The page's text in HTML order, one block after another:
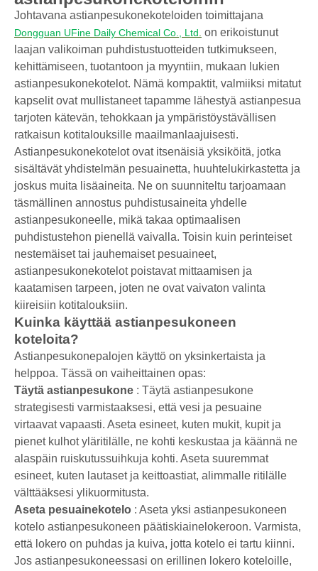
Johtavana astianpesukonekoteloiden toimittajana
Dongguan UFine Daily Chemical Co., Ltd. on erikoistunut
laajan valikoiman puhdistustuotteiden tutkimukseen,
kehittämiseen, tuotantoon ja myyntiin, mukaan lukien
astianpesukonekotelot. Nämä kompaktit, valmiiksi mitatut
kapselit ovat mullistaneet tapamme lähestyä astianpesua
tarjoten kätevän, tehokkaan ja ympäristöystävällisen
ratkaisun kotitalouksille maailmanlaajuisesti.
Astianpesukonekotelot ovat itsenäisiä yksiköitä, jotka
sisältävät yhdistelmän pesuainetta, huuhtelukirkastetta ja
joskus muita lisäaineita. Ne on suunniteltu tarjoamaan
täsmällinen annostus puhdistusaineita yhdelle
astianpesukoneelle, mikä takaa optimaalisen
puhdistustehon pienellä vaivalla. Toisin kuin perinteiset
nestemäiset tai jauhemaiset pesuaineet,
astianpesukonekotelot poistavat mittaamisen ja
kaatamisen tarpeen, joten ne ovat vaivaton valinta
kiireisiin kotitalouksiin.
Kuinka käyttää astianpesukoneen
koteloita?
Astianpesukonepalojen käyttö on yksinkertaista ja
helppoa. Tässä on vaiheittainen opas:
Täytä astianpesukone : Täytä astianpesukone
strategisesti varmistaaksesi, että vesi ja pesuaine
virtaavat vapaasti. Aseta esineet, kuten mukit, kupit ja
pienet kulhot yläritilälle, ne kohti keskustaa ja käännä ne
alaspäin ruiskutussuihkuja kohti. Aseta suuremmat
esineet, kuten lautaset ja keittoastiat, alimmalle ritilälle
välttääksesi ylikuormitusta.
Aseta pesuainekotelo : Aseta yksi astianpesukoneen
kotelo astianpesukoneen päätiskiainelokeroon. Varmista,
että lokero on puhdas ja kuiva, jotta kotelo ei tartu kiinni.
Jos astianpesukoneessasi on erillinen lokero koteloille,